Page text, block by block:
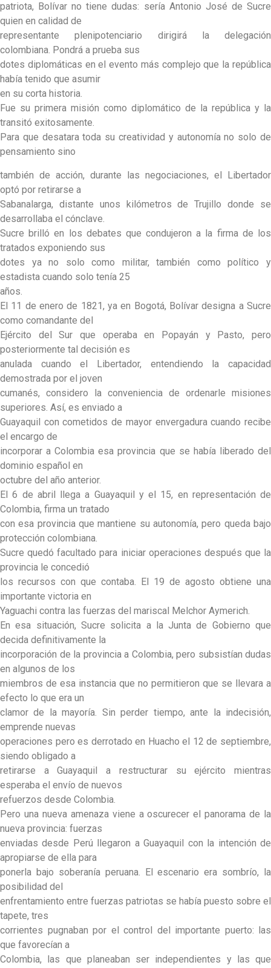
patriota, Bolívar no tiene dudas: sería Antonio José de Sucre
quien en calidad de
representante plenipotenciario dirigirá la delegación
colombiana. Pondrá a prueba sus
dotes diplomáticas en el evento más complejo que la república
había tenido que asumir
en su corta historia.
Fue su primera misión como diplomático de la república y la
transitó exitosamente.
Para que desatara toda su creatividad y autonomía no solo de
pensamiento sino
también de acción, durante las negociaciones, el Libertador
optó por retirarse a
Sabanalarga, distante unos kilómetros de Trujillo donde se
desarrollaba el cónclave.
Sucre brilló en los debates que condujeron a la firma de los
tratados exponiendo sus
dotes ya no solo como militar, también como político y
estadista cuando solo tenía 25
años.
El 11 de enero de 1821, ya en Bogotá, Bolívar designa a Sucre
como comandante del
Ejército del Sur que operaba en Popayán y Pasto, pero
posteriormente tal decisión es
anulada cuando el Libertador, entendiendo la capacidad
demostrada por el joven
cumanés, considero la conveniencia de ordenarle misiones
superiores. Así, es enviado a
Guayaquil con cometidos de mayor envergadura cuando recibe
el encargo de
incorporar a Colombia esa provincia que se había liberado del
dominio español en
octubre del año anterior.
El 6 de abril llega a Guayaquil y el 15, en representación de
Colombia, firma un tratado
con esa provincia que mantiene su autonomía, pero queda bajo
protección colombiana.
Sucre quedó facultado para iniciar operaciones después que la
provincia le concedió
los recursos con que contaba. El 19 de agosto obtiene una
importante victoria en
Yaguachi contra las fuerzas del mariscal Melchor Aymerich.
En esa situación, Sucre solicita a la Junta de Gobierno que
decida definitivamente la
incorporación de la provincia a Colombia, pero subsistían dudas
en algunos de los
miembros de esa instancia que no permitieron que se llevara a
efecto lo que era un
clamor de la mayoría. Sin perder tiempo, ante la indecisión,
emprende nuevas
operaciones pero es derrotado en Huacho el 12 de septiembre,
siendo obligado a
retirarse a Guayaquil a restructurar su ejército mientras
esperaba el envío de nuevos
refuerzos desde Colombia.
Pero una nueva amenaza viene a oscurecer el panorama de la
nueva provincia: fuerzas
enviadas desde Perú llegaron a Guayaquil con la intención de
apropiarse de ella para
ponerla bajo soberanía peruana. El escenario era sombrío, la
posibilidad del
enfrentamiento entre fuerzas patriotas se había puesto sobre el
tapete, tres
corrientes pugnaban por el control del importante puerto: las
que favorecían a
Colombia, las que planeaban ser independientes y las que